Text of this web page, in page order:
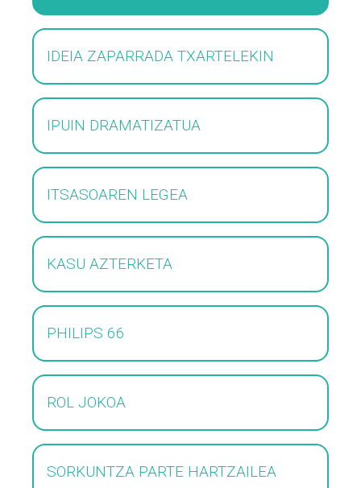
IDEIA ZAPARRADA TXARTELEKIN
IPUIN DRAMATIZATUA
ITSASOAREN LEGEA
KASU AZTERKETA
PHILIPS 66
ROL JOKOA
SORKUNTZA PARTE HARTZAILEA